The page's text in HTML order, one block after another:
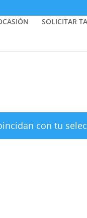
SOLICITAR
con tu